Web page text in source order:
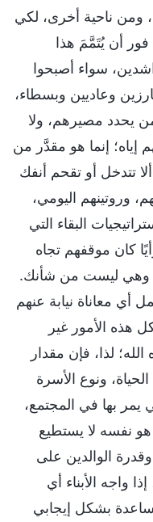
ومن ناحية أخرى، لكي
فور أن يُتَمَّمَ هذا
سواء أصبحوا
وعاديين وبسطاء،
يحدد مصيرهم، ولا
إياه؛ إنما هو مقدَّر من
تتدخل أو تقحم أنفك
وروتينهم اليومي،
البقاء التي
كان موقفهم تجاه
وهي ليست من شأنك.
أي معاناة نيابة عنهم
هذه الأمور غير
لذا، فإن مقدار
ونوع الأسرة
يمر بها في المجتمع،
هو نفسه لا يستطيع
وقدرة الوالدين على
واجه الأبناء أي
بشكل إيجابي